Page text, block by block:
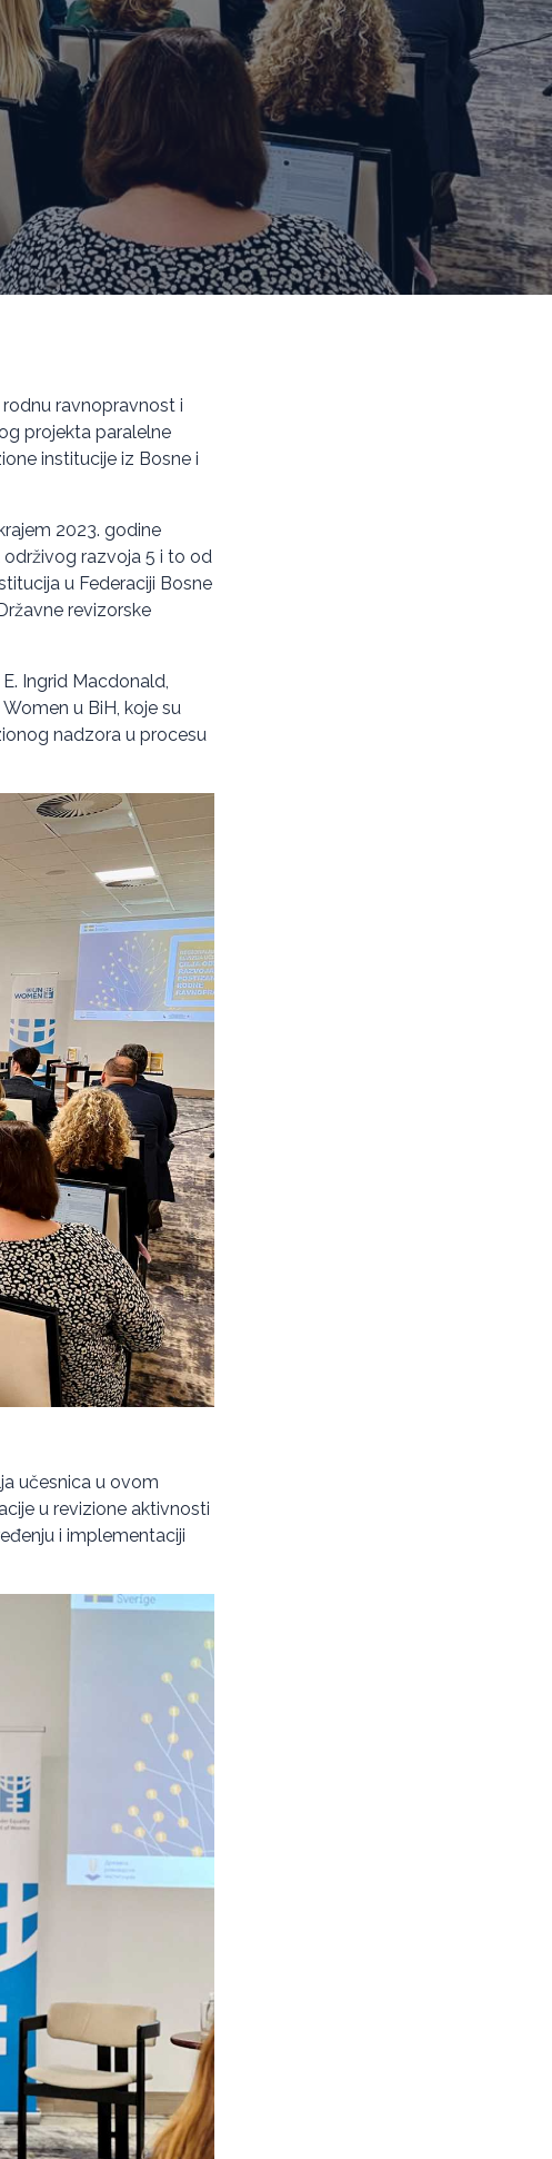
rodnu ravnopravnost i
projekta paralelne
institucije iz Bosne i
2023. godine
razvoja 5 i to od
u Federaciji Bosne
revizorske
Ingrid Macdonald,
u BiH, koje su
nadzora u procesu
učesnica u ovom
u revizione aktivnosti
i implementaciji